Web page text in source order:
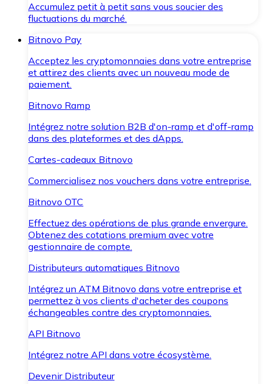
Accumulez petit à petit sans vous soucier des
fluctuations du marché.
Bitnovo Pay
Acceptez les cryptomonnaies dans votre entreprise
et attirez des clients avec un nouveau mode de
paiement.
Bitnovo Ramp
Intégrez notre solution B2B d'on-ramp et d'off-ramp
dans des plateformes et des dApps.
Cartes-cadeaux Bitnovo
Commercialisez nos vouchers dans votre entreprise.
Bitnovo OTC
Effectuez des opérations de plus grande envergure.
Obtenez des cotations premium avec votre
gestionnaire de compte.
Distributeurs automatiques Bitnovo
Intégrez un ATM Bitnovo dans votre entreprise et
permettez à vos clients d'acheter des coupons
échangeables contre des cryptomonnaies.
API Bitnovo
Intégrez notre API dans votre écosystème.
Devenir Distributeur